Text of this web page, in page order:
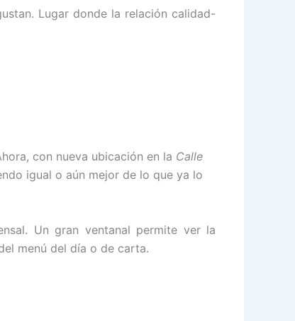
Lugar donde la relación calidad-
con nueva ubicación en la Calle
igual o aún mejor de lo que ya lo
Un gran ventanal permite ver la
menú del día o de carta.